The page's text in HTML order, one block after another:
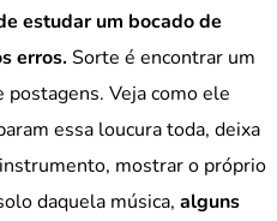
estudar um bocado de
erros.Sorte é encontrar um
Veja como ele
essa loucura toda, deixa
mostrar o próprio
daquela música, alguns